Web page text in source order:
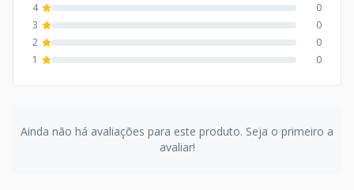
4
0
3
0
2
0
1
0
Ainda não há avaliações para este produto. Seja o primeiro a
avaliar!